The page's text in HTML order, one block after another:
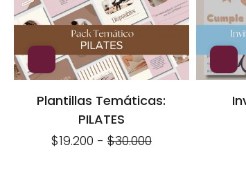
Plantillas Temáticas:
PILATES
$19.200 - $30.000